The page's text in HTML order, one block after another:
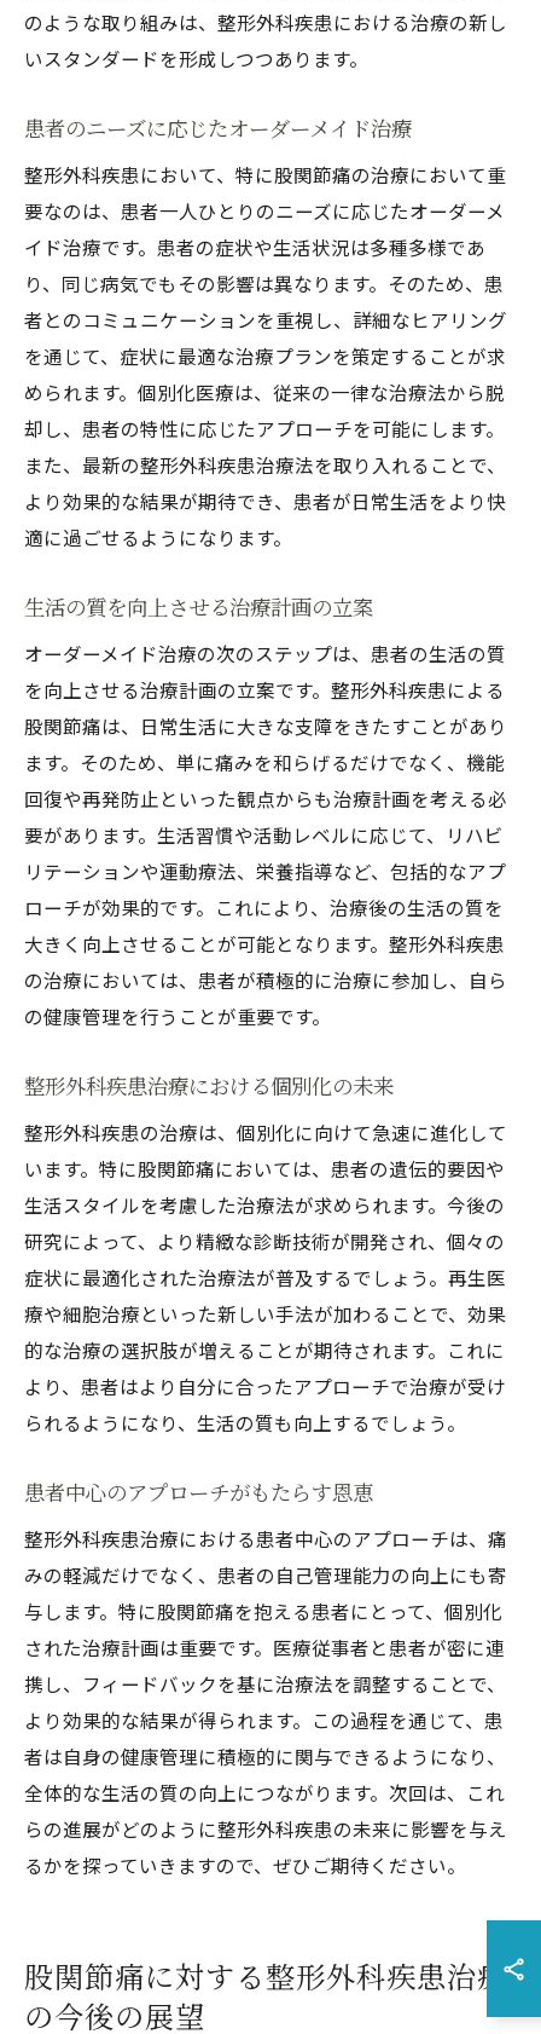
のような取り組みは、整形外科疾患における治療の新し
いスタンダードを形成しつつあります。
患者のニーズに応じたオーダーメイド治療
整形外科疾患において、特に股関節痛の治療において重
要なのは、患者一人ひとりのニーズに応じたオーダーメ
イド治療です。患者の症状や生活状況は多種多様であ
り、同じ病気でもその影響は異なります。そのため、患
者とのコミュニケーションを重視し、詳細なヒアリング
を通じて、症状に最適な治療プランを策定することが求
められます。個別化医療は、従来の一律な治療法から脱
却し、患者の特性に応じたアプローチを可能にします。
また、最新の整形外科疾患治療法を取り入れることで、
より効果的な結果が期待でき、患者が日常生活をより快
適に過ごせるようになります。
生活の質を向上させる治療計画の立案
オーダーメイド治療の次のステップは、患者の生活の質
を向上させる治療計画の立案です。整形外科疾患による
股関節痛は、日常生活に大きな支障をきたすことがあり
ます。そのため、単に痛みを和らげるだけでなく、機能
回復や再発防止といった観点からも治療計画を考える必
要があります。生活習慣や活動レベルに応じて、リハビ
リテーションや運動療法、栄養指導など、包括的なアプ
ローチが効果的です。これにより、治療後の生活の質を
大きく向上させることが可能となります。整形外科疾患
の治療においては、患者が積極的に治療に参加し、自ら
の健康管理を行うことが重要です。
整形外科疾患治療における個別化の未来
整形外科疾患の治療は、個別化に向けて急速に進化して
います。特に股関節痛においては、患者の遺伝的要因や
生活スタイルを考慮した治療法が求められます。今後の
研究によって、より精緻な診断技術が開発され、個々の
症状に最適化された治療法が普及するでしょう。再生医
療や細胞治療といった新しい手法が加わることで、効果
的な治療の選択肢が増えることが期待されます。これに
より、患者はより自分に合ったアプローチで治療が受け
られるようになり、生活の質も向上するでしょう。
患者中心のアプローチがもたらす恩恵
整形外科疾患治療における患者中心のアプローチは、痛
みの軽減だけでなく、患者の自己管理能力の向上にも寄
与します。特に股関節痛を抱える患者にとって、個別化
された治療計画は重要です。医療従事者と患者が密に連
携し、フィードバックを基に治療法を調整することで、
より効果的な結果が得られます。この過程を通じて、患
者は自身の健康管理に積極的に関与できるようになり、
全体的な生活の質の向上につながります。次回は、これ
らの進展がどのように整形外科疾患の未来に影響を与え
るかを探っていきますので、ぜひご期待ください。
股関節痛に対する整形外科疾患治療
の今後の展望